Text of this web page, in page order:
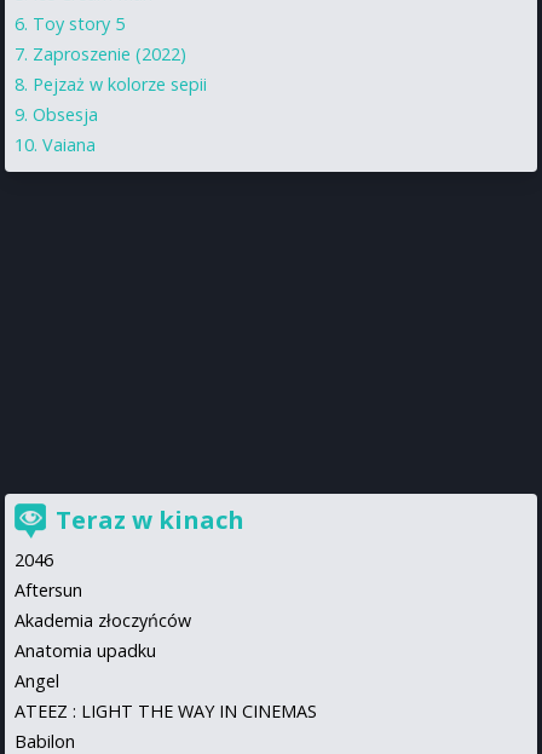
Toy story 5
Zaproszenie (2022)
Pejzaż w kolorze sepii
Obsesja
Vaiana
Teraz w kinach
2046
Aftersun
Akademia złoczyńców
Anatomia upadku
Angel
ATEEZ : LIGHT THE WAY IN CINEMAS
Babilon